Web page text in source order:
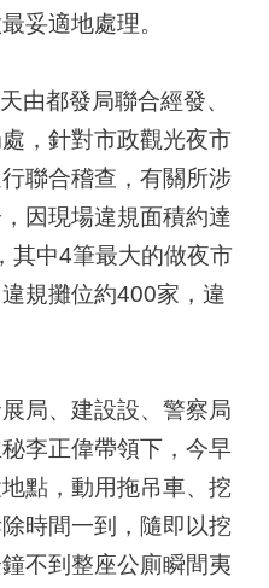
妥適地處理。
由都發局聯合經發、
，針對市政觀光夜市
聯合稽查，有關所涉
因現場違規面積約達
其中4筆最大的做夜市
規攤位約400家，違
局、建設設、警察局
李正偉帶領下，今早
點，動用拖吊車、挖
時間一到，隨即以挖
不到整座公廁瞬間夷